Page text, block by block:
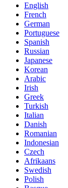
English
French
German
Portuguese
Spanish
Russian
Japanese
Korean
Arabic
Irish
Greek
Turkish
Italian
Danish
Romanian
Indonesian
Czech
Afrikaans
Swedish
Polish